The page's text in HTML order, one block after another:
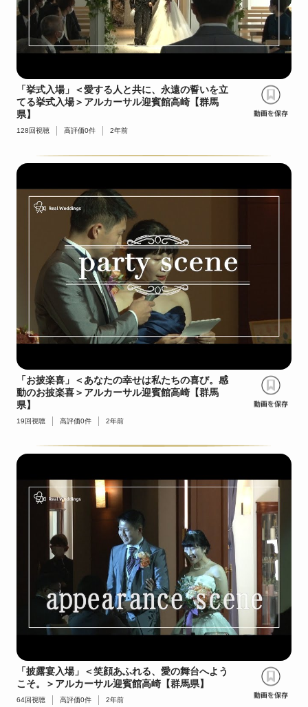
「挙式入場」＜愛する人と共に、永遠の誓いを立
てる挙式入場＞アルカーサル迎賓館高崎【群馬
県】
128 回視聴 高評価0件 2年前
「お披楽喜」＜あなたの幸せは私たちの喜び。感
動のお披楽喜＞アルカーサル迎賓館高崎【群馬
県】
19 回視聴 高評価0件 2年前
「披露宴入場」＜笑顔あふれる、愛の舞台へよう
こそ。＞アルカーサル迎賓館高崎【群馬県】
64回視聴 高評価0件 2年前